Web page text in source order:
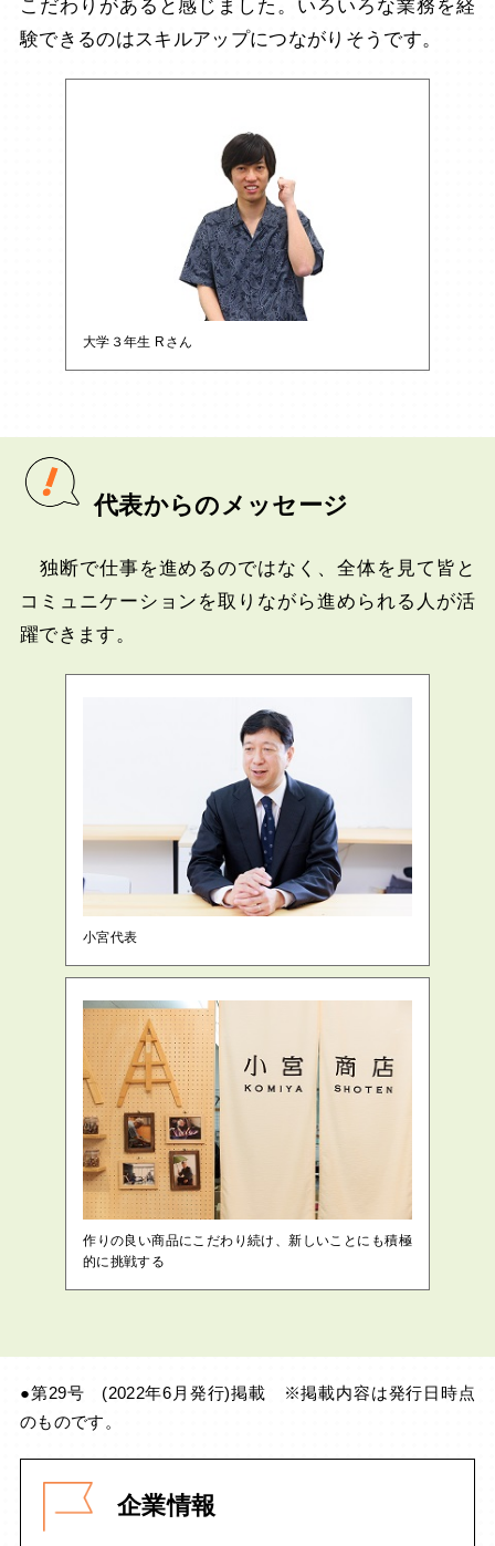
こだわりがあると感じました。いろいろな業務を経
験できるのはスキルアップにつながりそうです。
大学３年生 Rさん
代表からのメッセージ
独断で仕事を進めるのではなく、全体を見て皆と
コミュニケーションを取りながら進められる人が活
躍できます。
小宮代表
作りの良い商品にこだわり続け、新しいことにも積極
的に挑戦する
●第29号 (2022年6月発行)掲載 ※掲載内容は発行日時点
のものです。
企業情報